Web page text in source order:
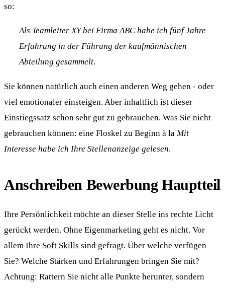
so:
Als Teamleiter XY bei Firma ABC habe ich fünf Jahre
Erfahrung in der Führung der kaufmännischen
Abteilung gesammelt.
Sie können natürlich auch einen anderen Weg gehen - oder
viel emotionaler einsteigen. Aber inhaltlich ist dieser
Einstiegssatz schon sehr gut zu gebrauchen. Was Sie nicht
gebrauchen können: eine Floskel zu Beginn à la Mit
Interesse habe ich Ihre Stellenanzeige gelesen.
Anschreiben Bewerbung Hauptteil
Ihre Persönlichkeit möchte an dieser Stelle ins rechte Licht
gerückt werden. Ohne Eigenmarketing geht es nicht. Vor
allem Ihre Soft Skills sind gefragt. Über welche verfügen
Sie? Welche Stärken und Erfahrungen bringen Sie mit?
Achtung: Rattern Sie nicht alle Punkte herunter, sondern